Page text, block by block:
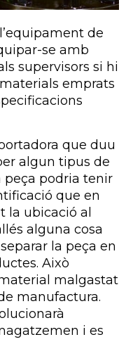
de
se amb
supervisors si hi
emprats
que duu
algun tipus de
peça podria tenir
que en
la ubicació al
alguna cosa
la peça en
Això
malgastat
manufactura.
i es